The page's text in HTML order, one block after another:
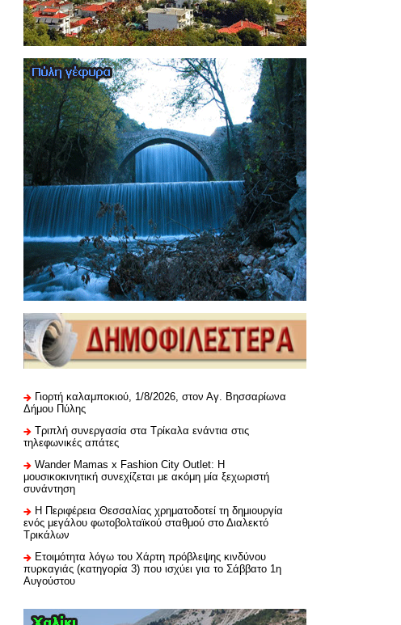
Γιορτή καλαμποκιού, 1/8/2026, στον Αγ. Βησσαρίωνα
Δήμου Πύλης
Τριπλή συνεργασία στα Τρίκαλα ενάντια στις
τηλεφωνικές απάτες
Wander Mamas x Fashion City Outlet: Η
μουσικοκινητική συνεχίζεται με ακόμη μία ξεχωριστή
συνάντηση
H Περιφέρεια Θεσσαλίας χρηματοδοτεί τη δημιουργία
ενός μεγάλου φωτοβολταϊκού σταθμού στο Διαλεκτό
Τρικάλων
Ετοιμότητα λόγω του Χάρτη πρόβλεψης κινδύνου
πυρκαγιάς (κατηγορία 3) που ισχύει για το Σάββατο 1η
Αυγούστου